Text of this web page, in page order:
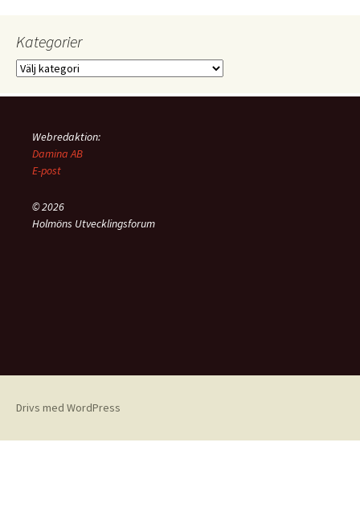
Kategorier
Kategorier
Webredaktion:
Damina AB
E-post
© 2026
Holmöns Utvecklingsforum
Drivs med WordPress